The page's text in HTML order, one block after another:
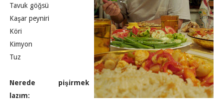
Tavuk göğsü
Kaşar peyniri
Köri
Kimyon
Tuz
Nerede pişirmek
lazım: